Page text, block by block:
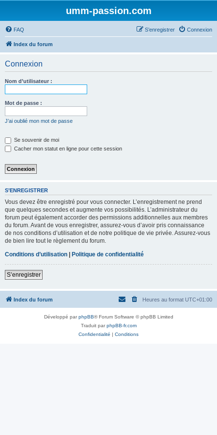
umm-passion.com
FAQ Connexion
S’enregistrer
Index du forum
Connexion
Nom d’utilisateur :
Mot de passe :
J’ai oublié mon mot de passe
Se souvenir de moi
Cacher mon statut en ligne pour cette session
S’ENREGISTRER
Vous devez être enregistré pour vous connecter. L’enregistrement ne prend
que quelques secondes et augmente vos possibilités. L’administrateur du
forum peut également accorder des permissions additionnelles aux membres
du forum. Avant de vous enregistrer, assurez-vous d’avoir pris connaissance
de nos conditions d’utilisation et de notre politique de vie privée. Assurez-vous
de bien lire tout le règlement du forum.
Conditions d’utilisation | Politique de confidentialité
S’enregistrer
Index du forum Heures au format UTC+01:00
Développé parphpBB® Forum Software © phpBB Limited
Traduit parphpBB-fr.com
Confidentialité | Conditions